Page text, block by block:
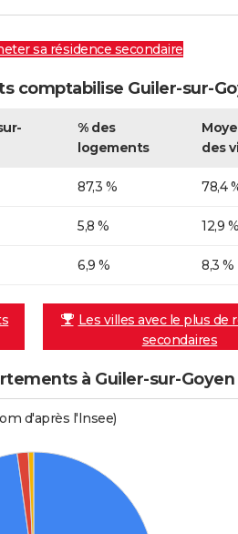
sa résidence secondaire
comptabilise Guiler-sur-
% des
logements
des
87,3 % 78,4
5,8 % 12,9 %
6,9 % 8,3 %
Les villes avec le plus de
secondaires
à Guiler-sur-Goyen
d'après l'Insee)